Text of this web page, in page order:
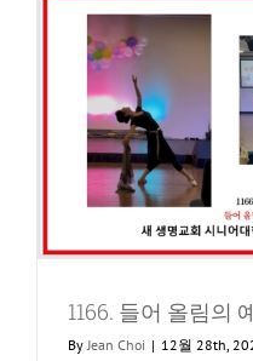
1166. 들어 올림의
ByJean Choi | 12월 28th,